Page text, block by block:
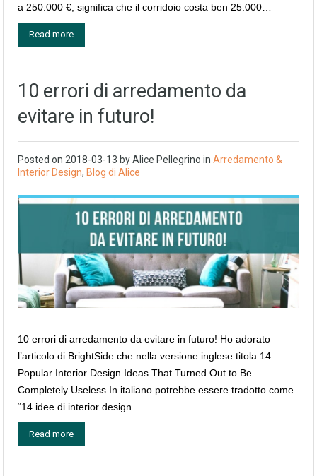
a 250.000 €, significa che il corridoio costa ben 25.000…
Read more
10 errori di arredamento da
evitare in futuro!
Posted on 2018-03-13 byAlice Pellegrino in Arredamento &
Interior Design, Blog di Alice
10 errori di arredamento da evitare in futuro! Ho adorato
l’articolo di BrightSide che nella versione inglese titola 14
Popular Interior Design Ideas That Turned Out to Be
Completely Useless In italiano potrebbe essere tradotto come
“14 idee di interior design…
Read more